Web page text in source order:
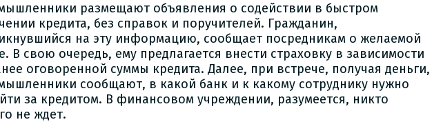
размещают объявления о содействии в быстром
кредита, без справок и поручителей. Гражданин,
на эту информацию, сообщает посредникам о желаемой
В свою очередь, ему предлагается внести страховку в зависимости
оговоренной суммы кредита. Далее, при встрече, получая деньги,
сообщают, в какой банк и к какому сотруднику нужно
за кредитом. В финансовом учреждении, разумеется, никто
не ждет.